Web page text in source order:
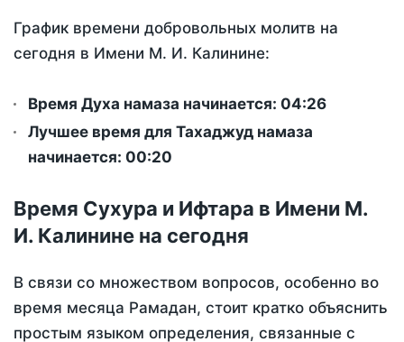
График времени добровольных молитв на
сегодня в Имени М. И. Калинине:
Время Духа намаза начинается: 04:26
Лучшее время для Тахаджуд намаза
начинается: 00:20
Время Сухура и Ифтара в Имени М.
И. Калинине на сегодня
В связи со множеством вопросов, особенно во
время месяца Рамадан, стоит кратко объяснить
простым языком определения, связанные с